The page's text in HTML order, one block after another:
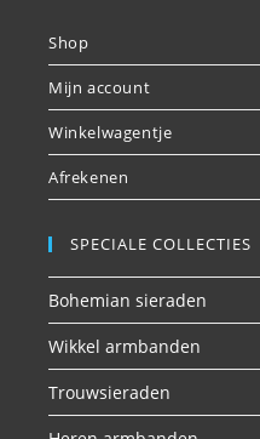
Shop
Mijn account
Winkelwagentje
Afrekenen
SPECIALE COLLECTIES
Bohemian sieraden
Wikkel armbanden
Trouwsieraden